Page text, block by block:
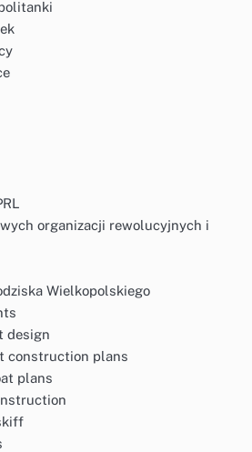
organizacji rewolucyjnych i
Wielkopolskiego
design
construction plans
plans